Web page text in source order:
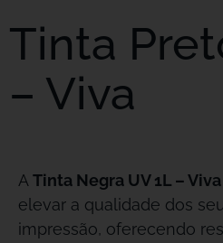
Tinta
– Viva
A Tinta Negra UV 1L – Viva
elevar a qualidade dos
impressão, oferecendo